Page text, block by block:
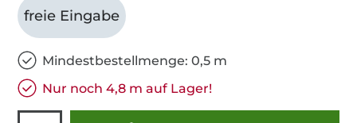
freie Eingabe
Mindestbestellmenge: 0,5 m
Nur noch 4,8 m auf Lager!